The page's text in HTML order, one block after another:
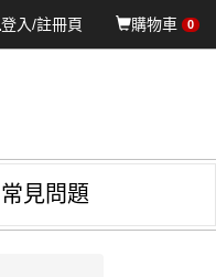
購物車 0
登入/註冊頁
常見問題